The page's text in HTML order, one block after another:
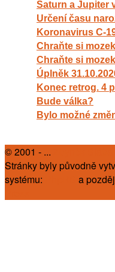
Saturn a Jupiter
Určení času
Koronavirus C-
Chraňte si
Chraňte si
Úplněk
Konec retrog. 4
Bude válka?
Bylo možné
© 2001 - ...
Stránky byly původně
systému:
a